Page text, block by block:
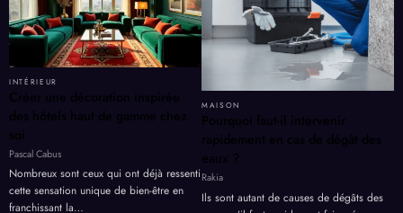
INTÉRIEUR
Créer une décoration inspirée
des hôtels haut de gamme chez
soi
Pascal Cabus
Nombreux sont ceux qui ont déjà ressenti
cette sensation unique de bien-être en
franchissant la…
MAISON
Pourquoi faut-il intervenir
rapidement en cas de dégât des
eaux ?
Rakia
Ils sont autant de causes de dégâts des